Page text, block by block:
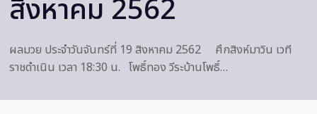
สิงหาคม 2562
ผลมวย ประจำวันจันทร์ที่ 19 สิงหาคม 2562 ศึกสิงห์มาวิน เวที
ราชดำเนิน เวลา 18:30 น. โพธิ์ทอง วีระบ้านโพธิ์…